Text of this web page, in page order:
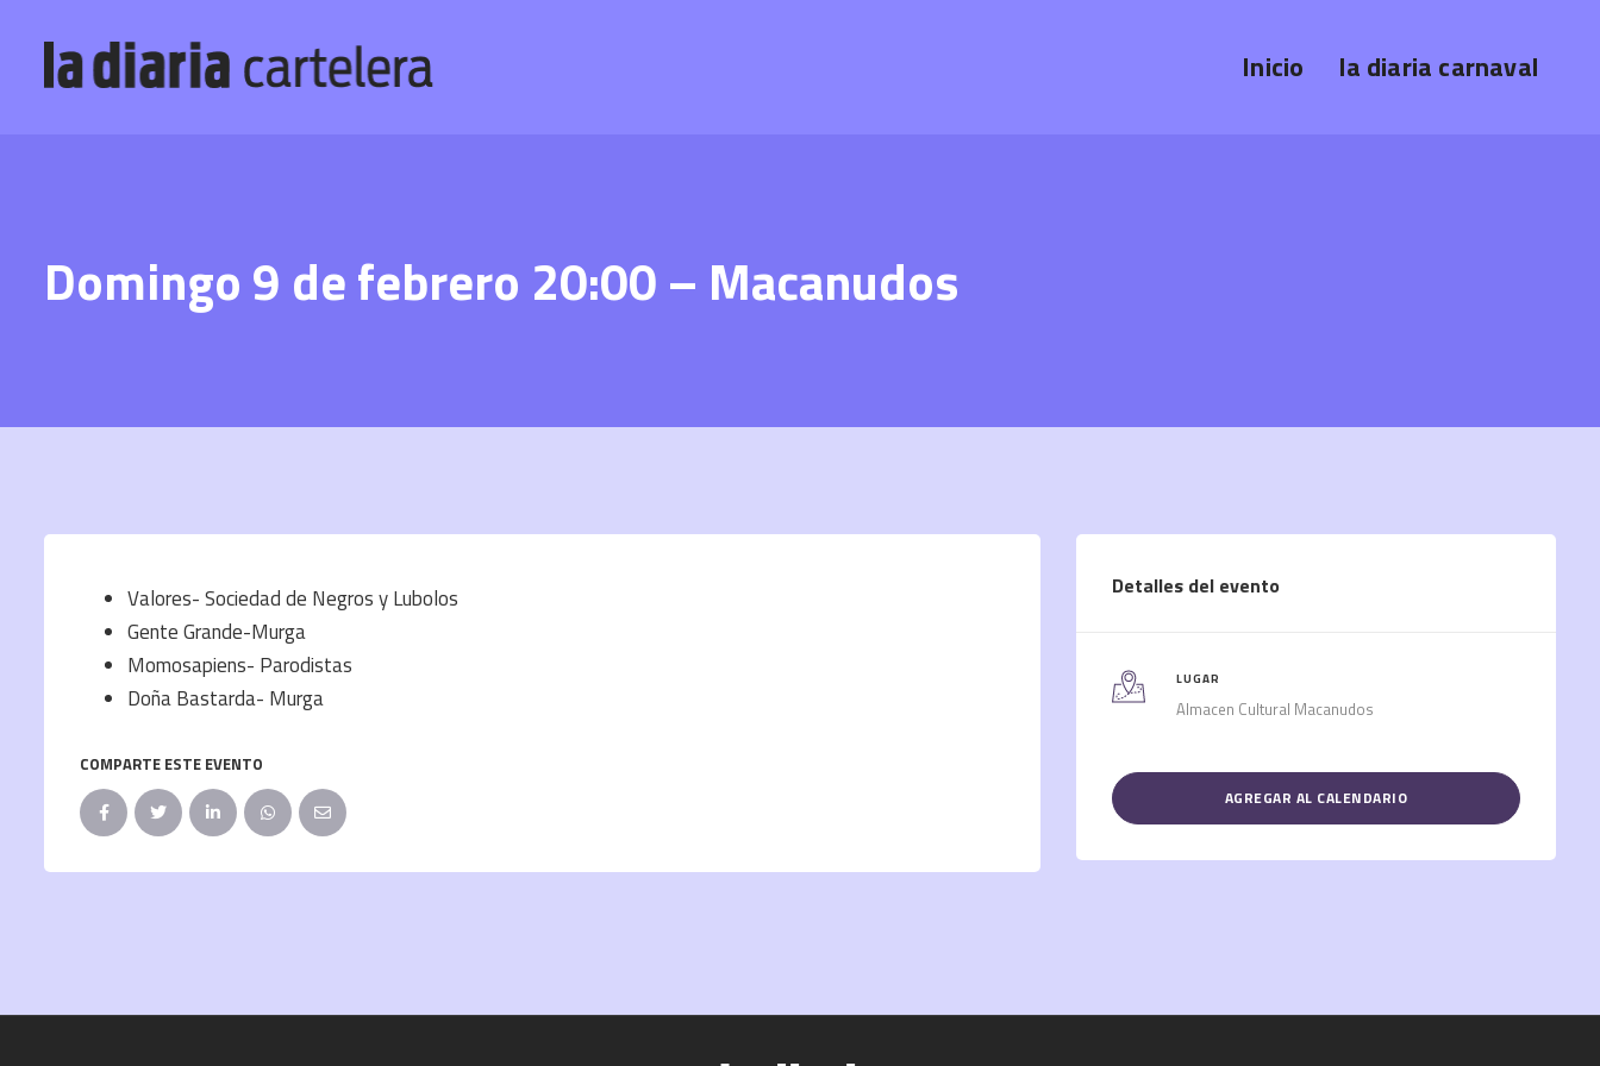
Inicio la diaria carnaval
Domingo 9 de febrero 20:00 – Macanudos
Valores- Sociedad de Negros y Lubolos
Gente Grande-Murga
Momosapiens- Parodistas
Doña Bastarda- Murga
COMPARTE ESTE EVENTO
Detalles del evento
LUGAR
Almacen Cultural Macanudos
AGREGAR AL CALENDARIO